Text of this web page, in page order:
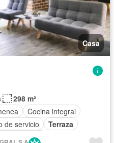
Casa
298 m²
Cocina integral
de servicio
Terraza
de vigilancia